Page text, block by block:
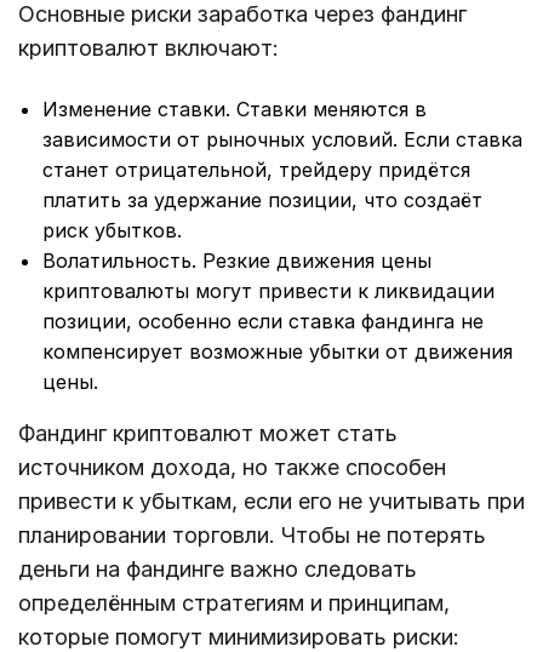
Основные риски заработка через фандинг
криптовалют включают:
Изменение ставки. Ставки меняются в
зависимости от рыночных условий. Если ставка
станет отрицательной, трейдеру придётся
платить за удержание позиции, что создаёт
риск убытков.
Волатильность. Резкие движения цены
криптовалюты могут привести к ликвидации
позиции, особенно если ставка фандинга не
компенсирует возможные убытки от движения
цены.
Фандинг криптовалют может стать
источником дохода, но также способен
привести к убыткам, если его не учитывать при
планировании торговли. Чтобы не потерять
деньги на фандинге важно следовать
определённым стратегиям и принципам,
которые помогут минимизировать риски: